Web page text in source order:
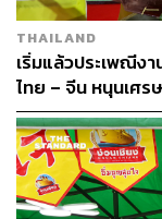
THAILAND
เริ่มแล้วประเพณีง
ไทย – จีน หนุนเศร